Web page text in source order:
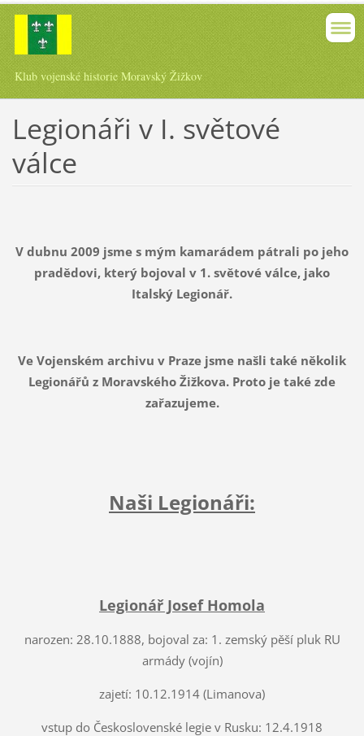
Klub vojenské historie Moravský Žižkov
Legionáři v I. světové
válce
V dubnu 2009 jsme s mým kamarádem pátrali po jeho
pradědovi, který bojoval v 1. světové válce, jako
Italský Legionář.
Ve Vojenském archivu v Praze jsme našli také několik
Legionářů z Moravského Žižkova. Proto je také zde
zařazujeme.
Naši Legionáři:
Legionář Josef Homola
narozen: 28.10.1888, bojoval za: 1. zemský pěší pluk RU
armády (vojín)
zajetí: 10.12.1914 (Limanova)
vstup do Československé legie v Rusku: 12.4.1918